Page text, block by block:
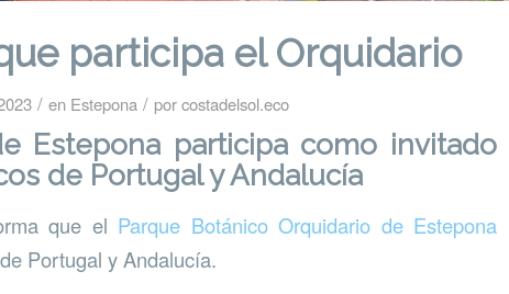
participa el Orquidario
/ en Estepona / porcostadelsol.eco
Estepona participa como invitado
de Portugal y Andalucía
que el Parque Botánico Orquidario de Estepona
Portugal y Andalucía.